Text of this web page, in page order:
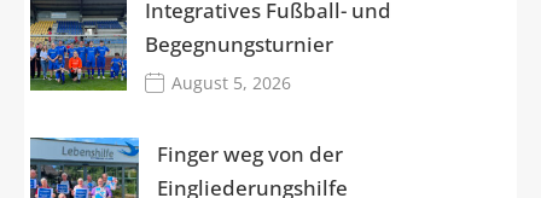
Integratives Fußball- und
Begegnungsturnier
August 5, 2026
Finger weg von der
Eingliederungshilfe